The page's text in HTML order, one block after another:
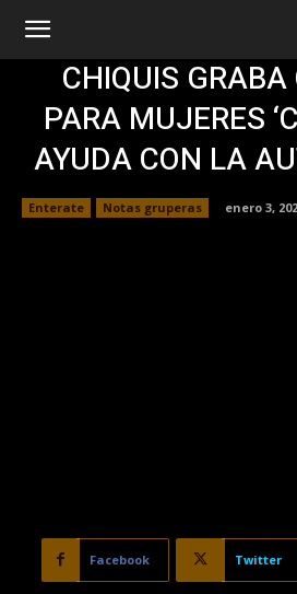
CHIQUIS
PARA MUJERES
AYUDA CON LA
Enterate Notas gruperas enero 3,
Facebook Twitter